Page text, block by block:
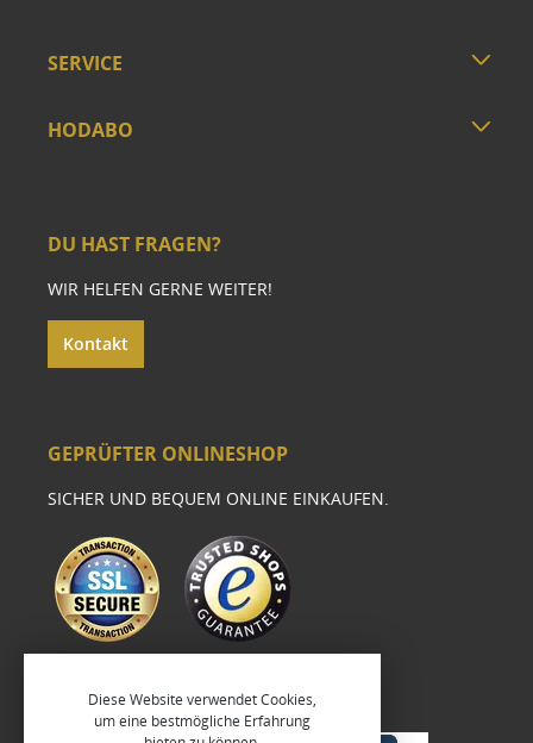
SERVICE
HODABO
DU HAST FRAGEN?
WIR HELFEN GERNE WEITER!
Kontakt
GEPRÜFTER ONLINESHOP
SICHER UND BEQUEM ONLINE EINKAUFEN.
Diese Website verwendet Cookies,
um eine bestmögliche Erfahrung